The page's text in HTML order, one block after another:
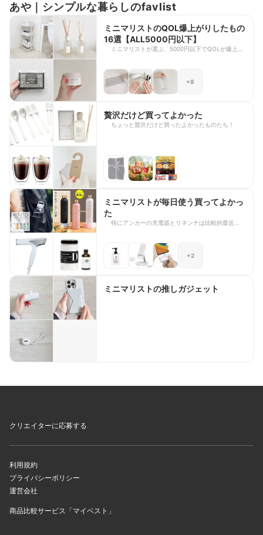
あや｜シンプルな暮らしのfavlist
ミニマリストのQOL爆上がりしたもの
16選【ALL5000円以下】
ミニマリストが選ぶ、5000円以下でQOLが爆上が
ださい。
+8
贅沢だけど買ってよかった
ちょっと贅沢だけど買ったよかったものたち！
ミニマリストが毎日使う買ってよかっ
た
特にアンカーの充電器とリネンナは比較的最近使い
+2
ミニマリストの推しガジェット
クリエイターに応募する
利用規約
プライバシーポリシー
運営会社
商品比較サービス「マイベスト」